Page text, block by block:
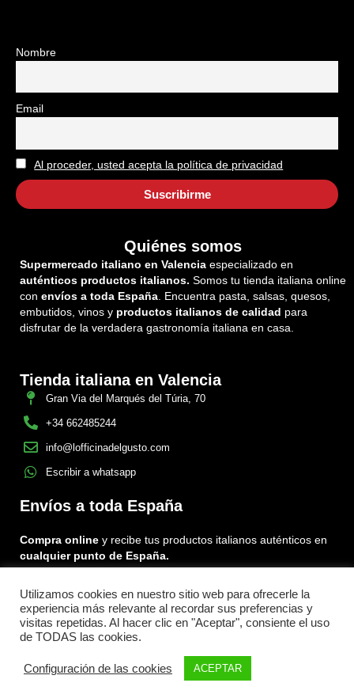
Nombre
Email
Al proceder, usted acepta la política de privacidad
Quiénes somos
Supermercado italiano en Valencia especializado en
auténticos productos italianos. Somos tu tienda italiana online
con envíos a toda España . Encuentra pasta, salsas, quesos,
embutidos, vinos y productos italianos de calidad para
disfrutar de la verdadera gastronomía italiana en casa.
Tienda italiana en Valencia
Gran Via del Marqués del Túria, 70
+34 662485244
info@lofficinadelgusto.com
Escribir a whatsapp
Envíos a toda España
Compra online y recibe tus productos italianos auténticos en
cualquier punto de España.
Encuéntranos en:
FacebookInstagram
Tiktok
Menu
Utilizamos cookies en nuestro sitio web para ofrecerle la
experiencia más relevante al recordar sus preferencias y
visitas repetidas. Al hacer clic en "Aceptar", consiente el uso
de TODAS las cookies.
Configuración de las cookies ACEPTAR
Risotto
Aggiungi al carrello